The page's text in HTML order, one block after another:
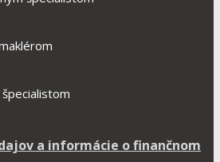
špecialistom
a informácie o finančnom